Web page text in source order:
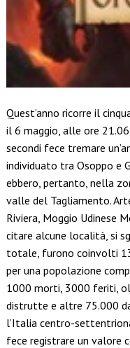
Quest’anno ricorre il
il 6 maggio, alle ore
secondi fece tremare
individuato tra Osoppo e
ebbero, pertanto, nella
valle del Tagliamento.
Riviera, Moggio Udinese
citare alcune località, si
totale, furono coinvolti
per una popolazione
1000 morti, 3000 feriti,
distrutte e altre 75.000
l’Italia centro-
fece registrare un valore